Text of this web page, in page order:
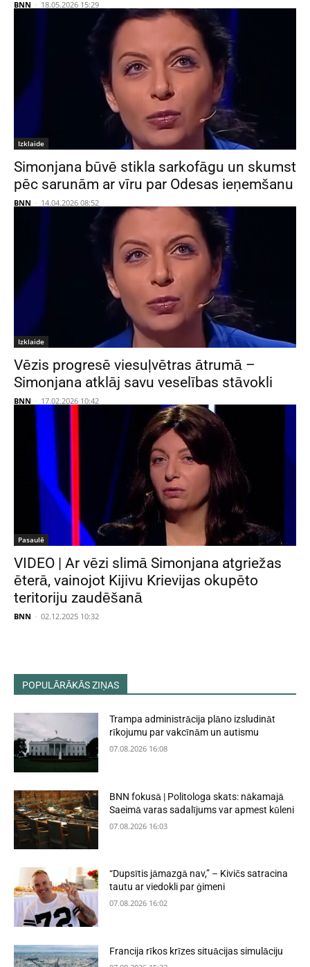
BNN - 18.05.2026 15:29
Izklaide
Simonjana būvē stikla sarkofāgu un skumst
pēc sarunām ar vīru par Odesas ieņemšanu
BNN - 14.04.2026 08:52
Izklaide
Vēzis progresē viesuļvētras ātrumā –
Simonjana atklāj savu veselības stāvokli
BNN - 17.02.2026 10:42
Pasaulē
VIDEO | Ar vēzi slimā Simonjana atgriežas
ēterā, vainojot Kijivu Krievijas okupēto
teritoriju zaudēšanā
BNN - 02.12.2025 10:32
POPULĀRĀKĀS ZIŅAS
Trampa administrācija plāno izsludināt
rīkojumu par vakcīnām un autismu
07.08.2026 16:08
BNN fokusā | Politologa skats: nākamajā
Saeimā varas sadalījums var apmest kūleni
07.08.2026 16:03
“Dupsītis jāmazgā nav,” – Kivičs satracina
tautu ar viedokli par ģimeni
07.08.2026 16:02
Francija rīkos krīzes situācijas simulāciju